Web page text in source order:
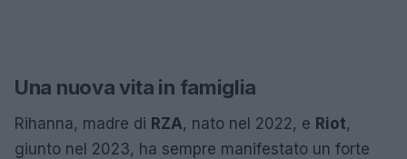
Una nuova vita in famiglia
Rihanna, madre di RZA, nato nel 2022, e Riot,
giunto nel 2023, ha sempre manifestato un forte